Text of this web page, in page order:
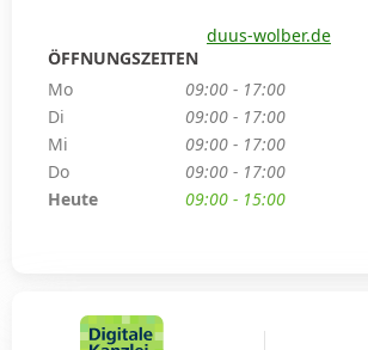
duus-wolber.de
ÖFFNUNGSZEITEN
Mo
09:00 - 17:00
Di
09:00 - 17:00
Mi
09:00 - 17:00
Do
09:00 - 17:00
Heute
09:00 - 15:00